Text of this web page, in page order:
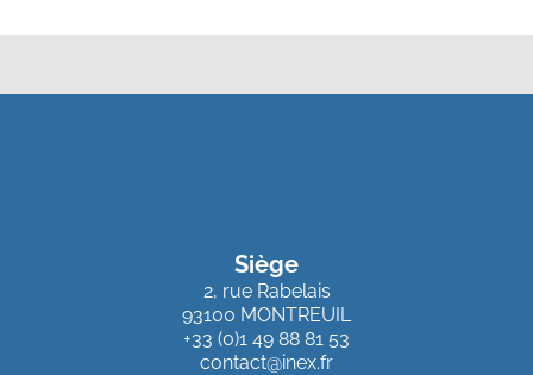
Siège
2, rue Rabelais
93100 MONTREUIL
+33 (0)1 49 88 81 53
contact@inex.fr